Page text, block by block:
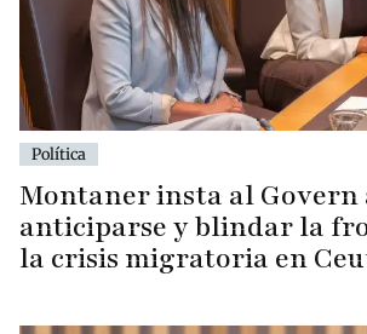
Política
Montaner insta al Govern
anticiparse y blindar la
la crisis migratoria en